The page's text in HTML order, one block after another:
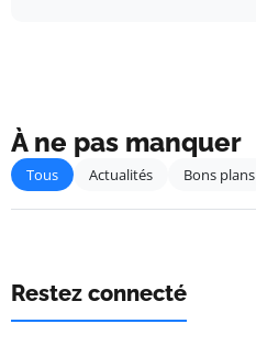
À ne pas manquer
Tous Actualités Bons plans
Restez connecté